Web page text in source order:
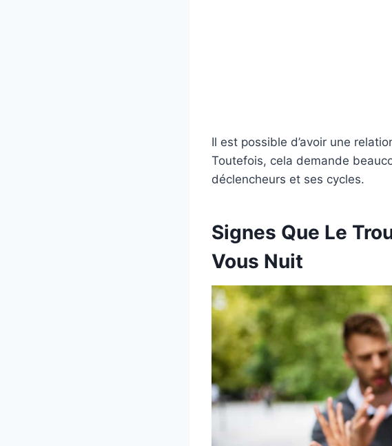
Il est possible d’avoir une
Toutefois, cela demande
déclencheurs et ses cycles.
Signes Que Le
Vous Nuit